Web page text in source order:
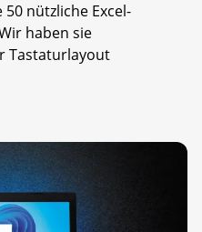
nützliche Excel-
haben sie
Tastaturlayout